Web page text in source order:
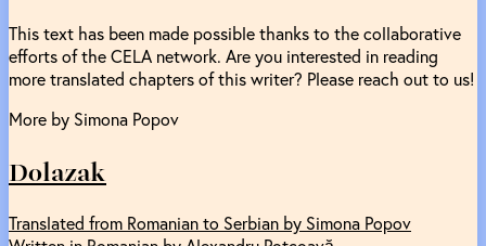
This text has been made possible thanks to the collaborative
efforts of the CELA network. Are you interested in reading
more translated chapters of this writer? Please reach out to us!
More by Simona Popov
Dolazak
Translated from Romanian to Serbian by Simona Popov